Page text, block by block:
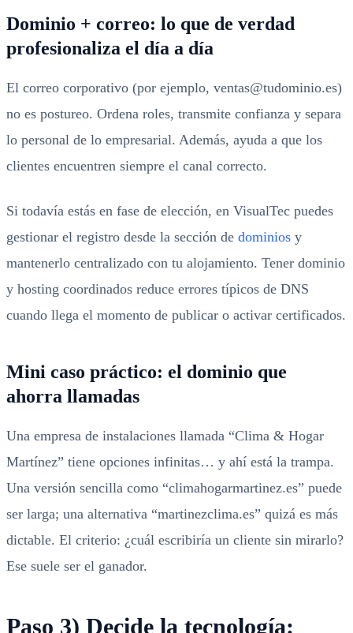
Dominio + correo: lo que de verdad
profesionaliza el día a día
El correo corporativo (por ejemplo, ventas@tudominio.es)
no es postureo. Ordena roles, transmite confianza y separa
lo personal de lo empresarial. Además, ayuda a que los
clientes encuentren siempre el canal correcto.
Si todavía estás en fase de elección, en VisualTec puedes
gestionar el registro desde la sección de dominios y
mantenerlo centralizado con tu alojamiento. Tener dominio
y hosting coordinados reduce errores típicos de DNS
cuando llega el momento de publicar o activar certificados.
Mini caso práctico: el dominio que
ahorra llamadas
Una empresa de instalaciones llamada “Clima & Hogar
Martínez” tiene opciones infinitas… y ahí está la trampa.
Una versión sencilla como “climahogarmartinez.es” puede
ser larga; una alternativa “martinezclima.es” quizá es más
dictable. El criterio: ¿cuál escribiría un cliente sin mirarlo?
Ese suele ser el ganador.
Paso 3) Decide la tecnología: